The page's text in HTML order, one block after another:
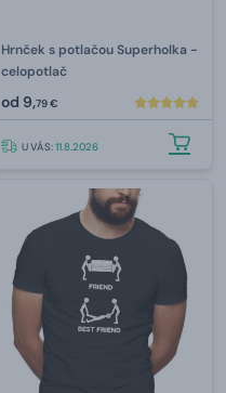
Hrnček s potlačou Superholka -
celopotlač
od 9,79 €
U VÁS:11.8.2026